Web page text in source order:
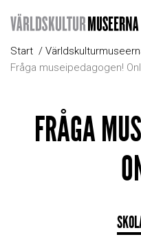
Start
Fråga museipedagogen!
FRÅGA